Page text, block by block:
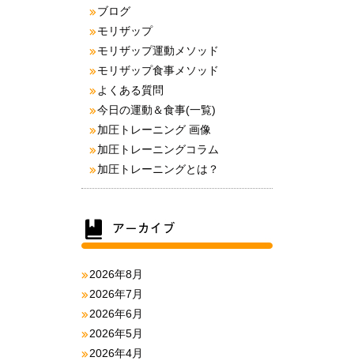
ブログ
モリザップ
モリザップ運動メソッド
モリザップ食事メソッド
よくある質問
今日の運動＆食事(一覧)
加圧トレーニング 画像
加圧トレーニングコラム
加圧トレーニングとは？
2026年8月
2026年7月
2026年6月
2026年5月
2026年4月